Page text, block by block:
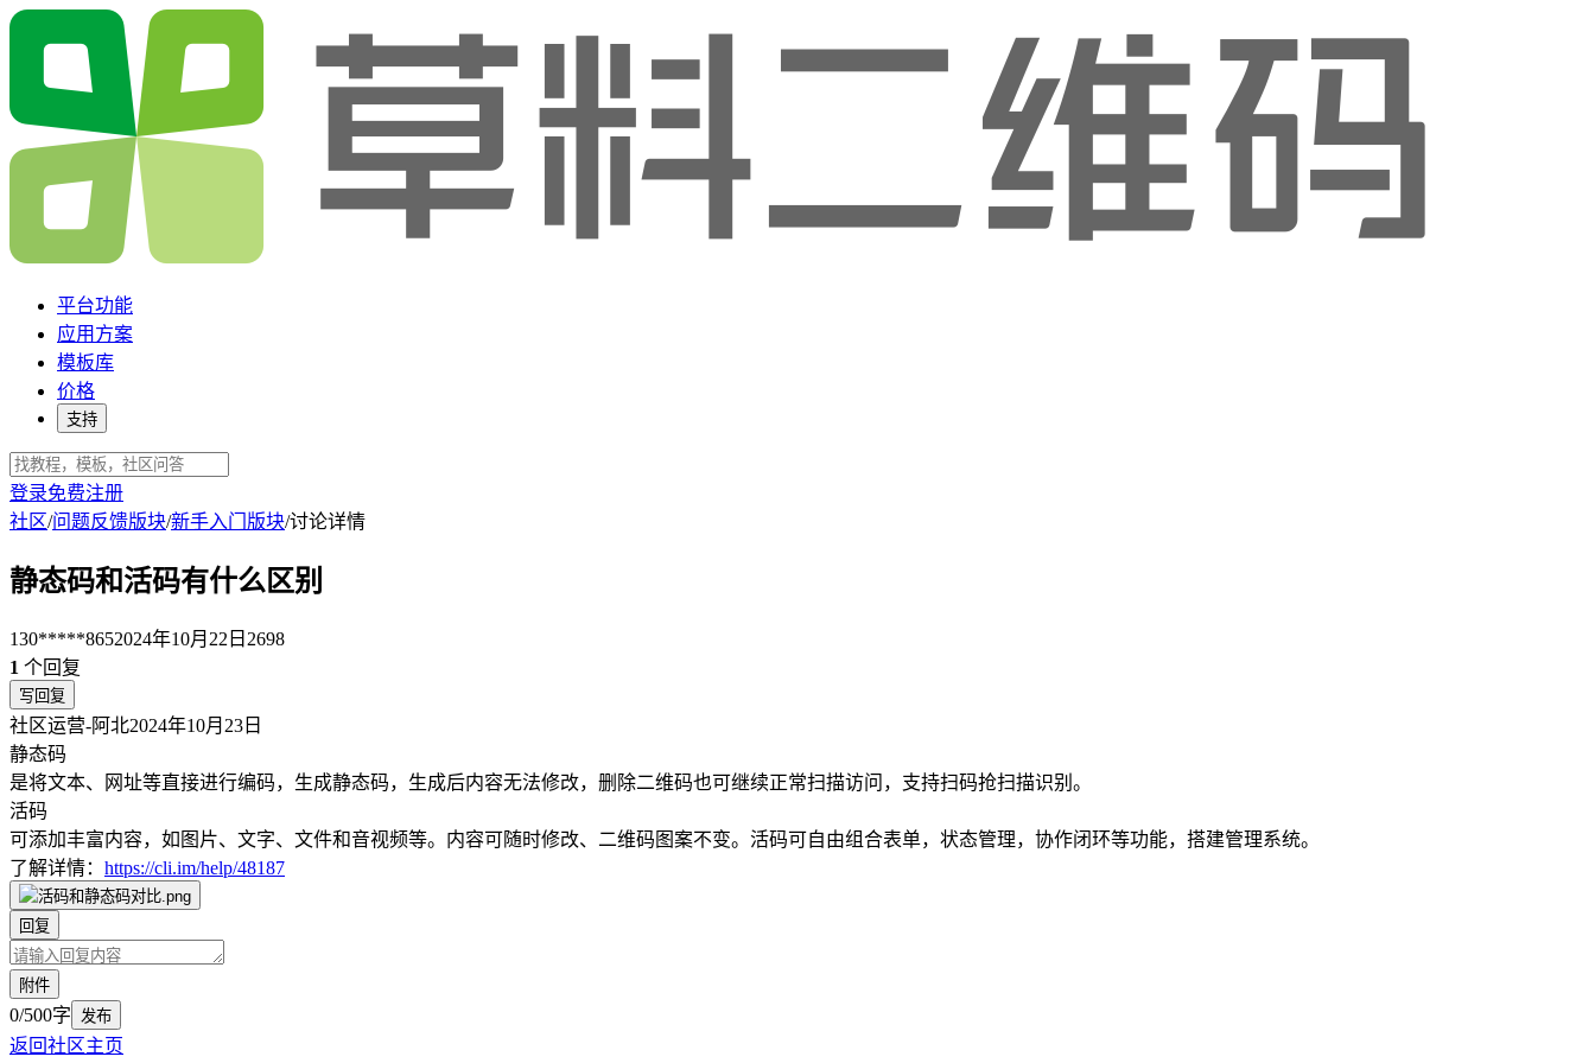
平台功能
应用方案
模板库
价格
支持
登录免费注册
社区/问题反馈版块/新手入门版块/讨论详情
静态码和活码有什么区别
130*****8652024年10月22日 2698
1 个回复
写回复
社区运营-阿北2024年10月23日
静态码
是将文本、网址等直接进行编码，生成静态码，生成后内容无法修改，删除二维码也可继续正常扫描访问，支持扫码抢扫描识别。
活码
可添加丰富内容，如图片、文字、文件和音视频等。内容可随时修改、二维码图案不变。活码可自由组合表单，状态管理，协作闭环等功能，搭建管理系统。
了解详情： https://cli.im/help/48187
回复
附件
0/500字 发布
返回社区主页